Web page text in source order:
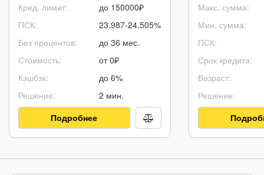
Кред. лимит:
ПСК:
Без процентов:
Стоимость:
Кэшбэк:
Решение:
до 150000₽
23.987-24.505%
до 36 мес.
от 0₽
до 6%
2 мин.
Подробнее
Макс. сумма:
Мин. сумма:
ПСК:
Срок кредита:
Возраст:
Решение: